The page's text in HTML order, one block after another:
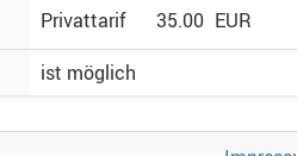
Privattarif 35.00 EUR
ist möglich